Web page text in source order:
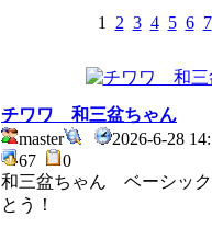
1 2 3 4 5 6 7
チワワ 和三盆ちゃん
master
2026-6-28
67
0
和三盆ちゃん ベーシッ
とう！